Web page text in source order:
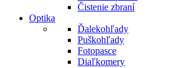
Čistenie zbraní
Optika
Ďalekohľady
Puškohľady
Fotopasce
Diaľkomery